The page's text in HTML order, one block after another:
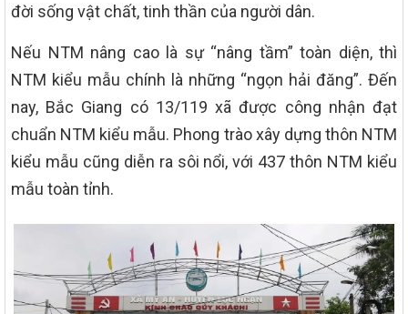
đời sống vật chất, tinh thần của người dân.
Nếu NTM nâng cao là sự “nâng tầm” toàn diện, thì
NTM kiểu mẫu chính là những “ngọn hải đăng”. Đến
nay, Bắc Giang có 13/119 xã được công nhận đạt
chuẩn NTM kiểu mẫu. Phong trào xây dựng thôn NTM
kiểu mẫu cũng diễn ra sôi nổi, với 437 thôn NTM kiểu
mẫu toàn tỉnh.